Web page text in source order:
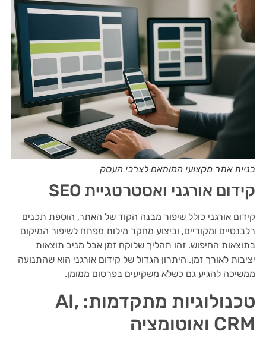
בניית אתר מקצועי המותאם לצרכי העסק
קידום אורגני ואסטרטגיית SEO
קידום אורגני כולל שיפור מבנה הקוד של האתר, הוספת תכנים
רלבנטיים ומקוריים, וביצוע מחקר מילות מפתח לשיפור המיקום
בתוצאות החיפוש. זהו תהליך שלוקח זמן אבל מניב תוצאות
יציבות לאורך זמן. היתרון הגדול של קידום אורגני הוא שהתנועה
ממשיכה להגיע גם כשלא משקיעים בפרסום ממומן.
טכנולוגיות מתקדמות: AI,
CRM ואוטומציה